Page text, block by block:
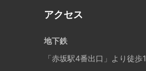
アクセス
地下鉄
「赤坂駅4番出口」より徒歩